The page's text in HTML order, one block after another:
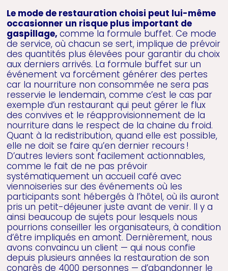
Le mode de restauration choisi peut lui-même
occasionner un risque plus important de
gaspillage, comme la formule buffet. Ce mode
de service, où chacun se sert, implique de prévoir
des quantités plus élevées pour garantir du choix
aux derniers arrivés. La formule buffet sur un
événement va forcément générer des pertes
car la nourriture non consommée ne sera pas
resservie le lendemain, comme c’est le cas par
exemple d’un restaurant qui peut gérer le flux
des convives et le réapprovisionnement de la
nourriture dans le respect de la chaine du froid.
Quant à la redistribution, quand elle est possible,
elle ne doit se faire qu’en dernier recours !
D’autres leviers sont facilement actionnables,
comme le fait de ne pas prévoir
systématiquement un accueil café avec
viennoiseries sur des événements où les
participants sont hébergés à l’hôtel, où ils auront
pris un petit-déjeuner juste avant de venir. Il y a
ainsi beaucoup de sujets pour lesquels nous
pourrions conseiller les organisateurs, à condition
d’être impliqués en amont. Dernièrement, nous
avons convaincu un client — qui nous confie
depuis plusieurs années la restauration de son
congrès de 4000 personnes — d’abandonner le